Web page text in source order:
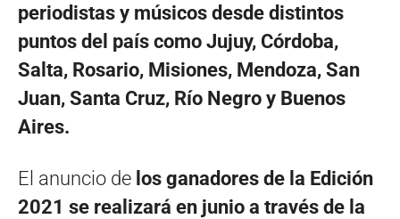
periodistas y músicos desde distintos
puntos del país como Jujuy, Córdoba,
Salta, Rosario, Misiones, Mendoza, San
Juan, Santa Cruz, Río Negro y Buenos
Aires.
El anuncio de los ganadores de la Edición
2021 se realizará en junio a través de la